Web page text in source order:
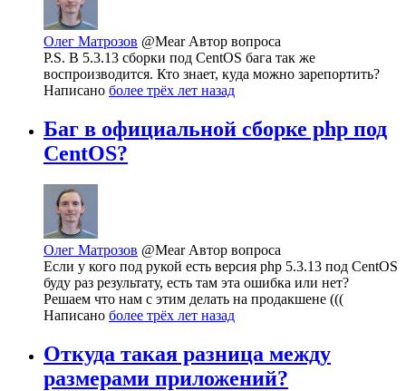
Олег Матрозов @Mear Автор вопроса
P.S. В 5.3.13 сборки под CentOS бага так же
воспроизводится. Кто знает, куда можно зарепортить?
Написано более трёх лет назад
Баг в официальной сборке php под
CentOS?
Олег Матрозов @Mear Автор вопроса
Если у кого под рукой есть версия php 5.3.13 под CentOS
буду раз результату, есть там эта ошибка или нет?
Решаем что нам с этим делать на продакшене (((
Написано более трёх лет назад
Откуда такая разница между
размерами приложений?